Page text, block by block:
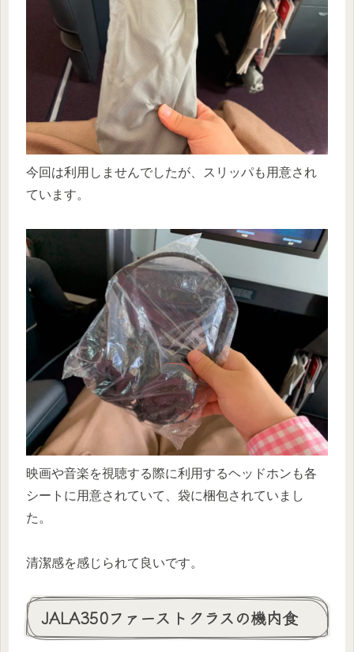
今回は利用しませんでしたが、スリッパも用意され
ています。
映画や音楽を視聴する際に利用するヘッドホンも各
シートに用意されていて、袋に梱包されていまし
た。
清潔感を感じられて良いです。
JALA350ファーストクラスの機内食